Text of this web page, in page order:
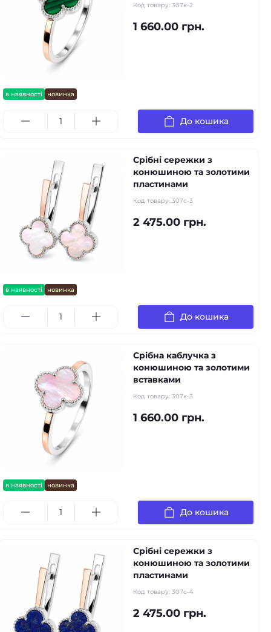
в наявності новинка
Код товару: 307к-2
1 660.00 грн.
До кошика
в наявності новинка
Срібні сережки з
конюшиною та золотими
пластинами
Код товару: 307с-3
2 475.00 грн.
До кошика
в наявності новинка
Срібна каблучка з
конюшиною та золотими
вставками
Код товару: 307к-3
1 660.00 грн.
До кошика
Срібні сережки з
конюшиною та золотими
пластинами
Код товару: 307с-4
2 475.00 грн.